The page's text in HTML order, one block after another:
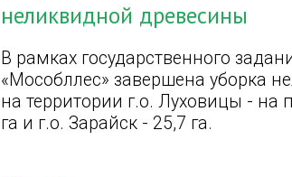
неликвидной древесины
В рамках государственного
«Мособллес» завершена уборка
на территории г.о. Луховицы - на
га и г.о. Зарайск - 25,7 га.